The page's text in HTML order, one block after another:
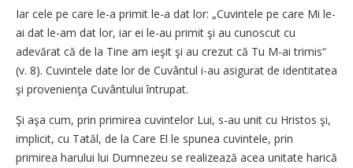
Iar cele pe care le-a primit le-a dat lor: „Cuvintele pe care Mi le-
ai dat le-am dat lor, iar ei le-au primit şi au cunoscut cu
adevărat că de la Tine am ieşit şi au crezut că Tu M-ai trimis“
(v. 8). Cuvintele date lor de Cuvântul i-au asigurat de identitatea
şi provenienţa Cuvântului întrupat.
Şi aşa cum, prin primirea cuvintelor Lui, s-au unit cu Hristos şi,
implicit, cu Tatăl, de la Care El le spunea cuvintele, prin
primirea harului lui Dumnezeu se realizează acea unitate harică